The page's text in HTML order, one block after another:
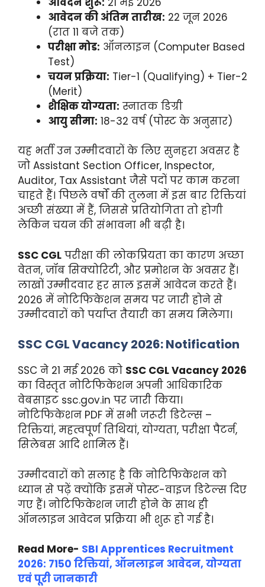
आवेदन की अंतिम तारीख: 22 जून 2026
(रात 11 बजे तक)
परीक्षा मोड: ऑनलाइन (Computer Based
Test)
चयन प्रक्रिया: Tier-1 (Qualifying) + Tier-2
(Merit)
शैक्षिक योग्यता: स्नातक डिग्री
आयु सीमा: 18-32 वर्ष (पोस्ट के अनुसार)
यह भर्ती उन उम्मीदवारों के लिए सुनहरा अवसर है
जो Assistant Section Officer, Inspector,
Auditor, Tax Assistant जैसे पदों पर काम करना
चाहते हैं। पिछले वर्षों की तुलना में इस बार रिक्तियां
अच्छी संख्या में हैं, जिससे प्रतियोगिता तो होगी
लेकिन चयन की संभावना भी बढ़ी है।
SSC CGL परीक्षा की लोकप्रियता का कारण अच्छा
वेतन, जॉब सिक्योरिटी, और प्रमोशन के अवसर हैं।
लाखों उम्मीदवार हर साल इसमें आवेदन करते हैं।
2026 में नोटिफिकेशन समय पर जारी होने से
उम्मीदवारों को पर्याप्त तैयारी का समय मिलेगा।
SSC CGL Vacancy 2026: Notification
SSC ने 21 मई 2026 को SSC CGL Vacancy 2026
का विस्तृत नोटिफिकेशन अपनी आधिकारिक
वेबसाइट ssc.gov.in पर जारी किया।
नोटिफिकेशन PDF में सभी जरूरी डिटेल्स –
रिक्तियां, महत्वपूर्ण तिथियां, योग्यता, परीक्षा पैटर्न,
सिलेबस आदि शामिल हैं।
उम्मीदवारों को सलाह है कि नोटिफिकेशन को
ध्यान से पढ़ें क्योंकि इसमें पोस्ट-वाइज डिटेल्स दिए
गए हैं। नोटिफिकेशन जारी होने के साथ ही
ऑनलाइन आवेदन प्रक्रिया भी शुरू हो गई है।
Read More- SBI Apprentices Recruitment
2026: 7150 रिक्तियां, ऑनलाइन आवेदन, योग्यता
एवं पूरी जानकारी